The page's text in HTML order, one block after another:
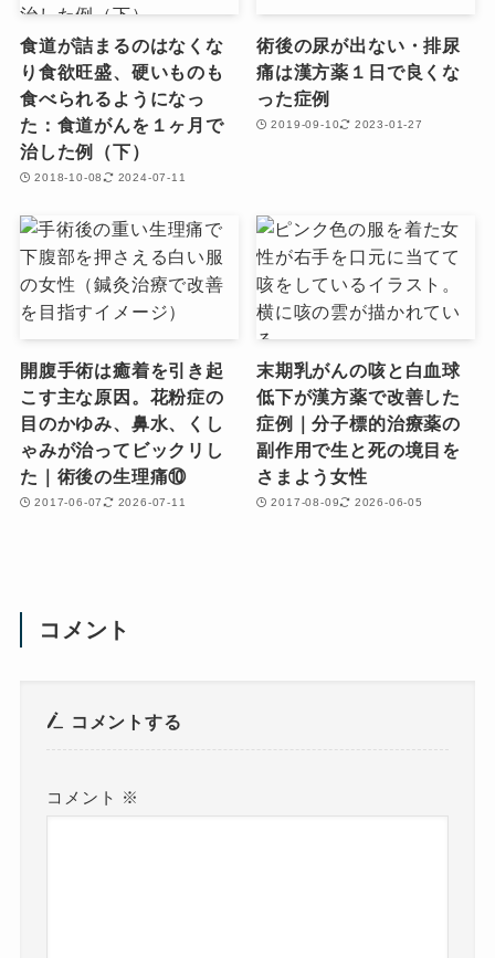
食道が詰まるのはなくな
り食欲旺盛、硬いものも
食べられるようになっ
た：食道がんを１ヶ月で
治した例（下）
2018-10-08 2024-07-11
術後の尿が出ない・排尿
痛は漢方薬１日で良くな
った症例
2019-09-10 2023-01-27
開腹手術は癒着を引き起
こす主な原因。花粉症の
目のかゆみ、鼻水、くし
ゃみが治ってビックリし
た｜術後の生理痛⑩
2017-06-07 2026-07-11
末期乳がんの咳と白血球
低下が漢方薬で改善した
症例｜分子標的治療薬の
副作用で生と死の境目を
さまよう女性
2017-08-09 2026-06-05
コメント
コメントする
コメント ※